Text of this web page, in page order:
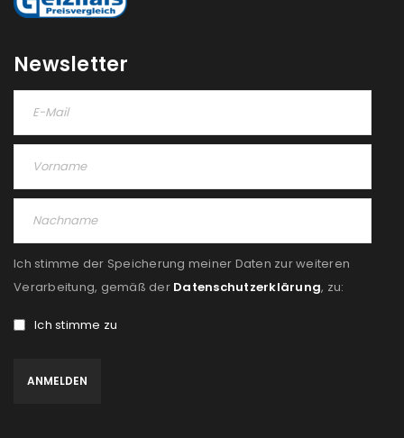
Anmeldeformular geschützt durch
ANMELDEN
PASSWORT VERGESSEN?
E-Mail-Adresse *
deine E-Mail-Adresse gesendet.
Newsletter
Ich stimme der Speicherung meiner Daten zur weiteren
Verarbeitung, gemäß der Datenschutzerklärung, zu:
Ich stimme zu